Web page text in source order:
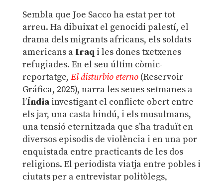
Sembla que Joe Sacco ha estat per tot
arreu. Ha dibuixat el genocidi palestí, el
drama dels migrants africans, els soldats
americans a Iraq i les dones txetxenes
refugiades. En el seu últim còmic-
reportatge, El disturbio eterno (Reservoir
Gráfica, 2025), narra les seues setmanes a
l’Índiainvestigant el conflicte obert entre
els jar, una casta hindú, i els musulmans,
una tensió eternitzada que s’ha traduït en
diversos episodis de violència i en una por
enquistada entre practicants de les dos
religions. El periodista viatja entre pobles i
ciutats per a entrevistar politòlegs,